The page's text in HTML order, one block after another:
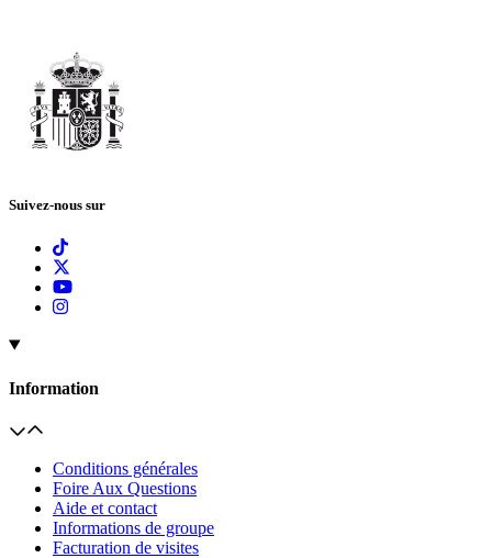
Suivez-nous sur
Information
Conditions générales
Foire Aux Questions
Aide et contact
Informations de groupe
Facturation de visites